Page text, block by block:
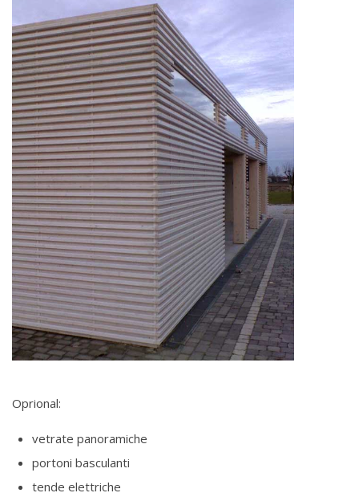
Oprional:
vetrate panoramiche
portoni basculanti
tende elettriche